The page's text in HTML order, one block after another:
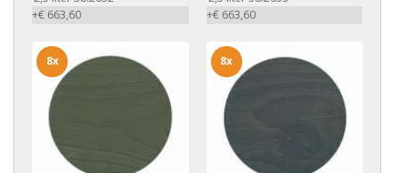
+€ 663,60
+€ 663,60
8x 8x